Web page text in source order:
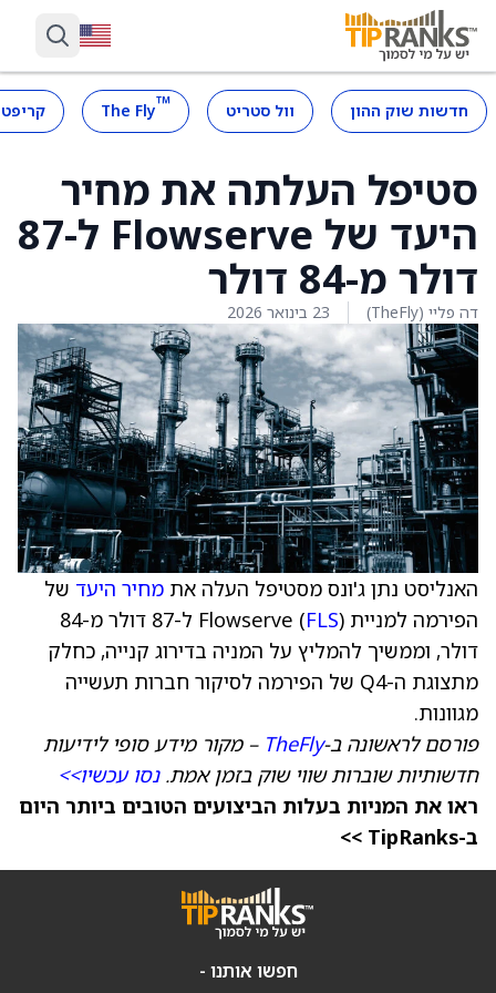
חדשות שוק ההון וול סטריט ™
The Fly
סטיפל העלתה את מחיר
היעד של Flowserve ל-87
דולר מ-84 דולר
דה פליי (TheFly) 23 בינואר 2026
האנליסט נתן ג'ונס מסטיפל העלה את מחיר היעד של
הפירמה למניית Flowserve ( FLS
) ל-87 דולר מ-84
דולר, וממשיך להמליץ על המניה בדירוג קנייה, כחלק
מתצוגת ה-Q4 של הפירמה לסיקור חברות תעשייה
מגוונות.
פורסם לראשונה ב-TheFly – מקור מידע סופי לידיעות
חדשותיות שוברות שווי שוק בזמן אמת.נסו עכשיו>>
ראו את המניות בעלות הביצועים הטובים ביותר היום
ב-TipRanks >>
חפשו אותנו -